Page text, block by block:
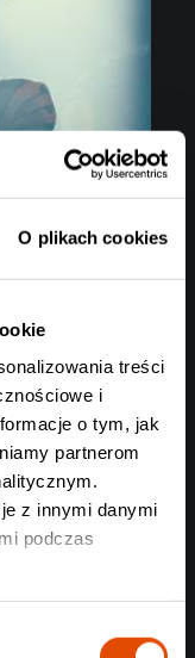
O plikach cookies
treści
i
o tym, jak
partnerom
z innymi danymi
podczas